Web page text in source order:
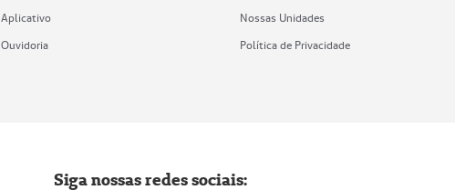
Aplicativo
Ouvidoria
Nossas Unidades
Política de Privacidade
Siga nossas redes sociais: